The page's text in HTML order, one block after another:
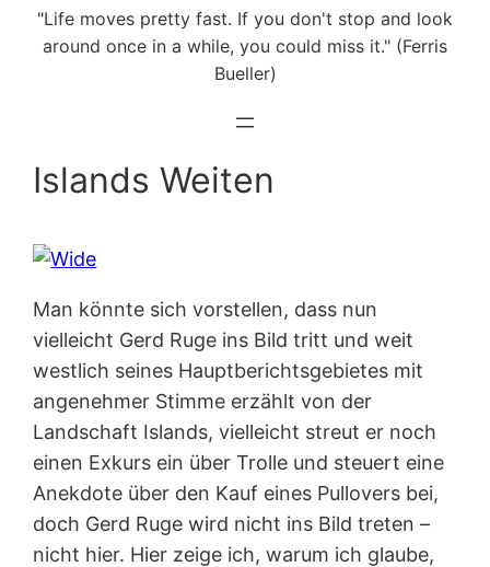
"Life moves pretty fast. If you don't stop and look
around once in a while, you could miss it." (Ferris
Bueller)
Islands Weiten
Man könnte sich vorstellen, dass nun
vielleicht Gerd Ruge ins Bild tritt und weit
westlich seines Hauptberichtsgebietes mit
angenehmer Stimme erzählt von der
Landschaft Islands, vielleicht streut er noch
einen Exkurs ein über Trolle und steuert eine
Anekdote über den Kauf eines Pullovers bei,
doch Gerd Ruge wird nicht ins Bild treten –
nicht hier. Hier zeige ich, warum ich glaube,